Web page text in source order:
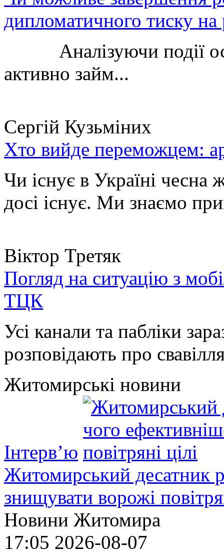
дипломатичного тиску
Аналізуючи події
активно займ...
Сергій Кузьміних
Хто вийде переможцем:
Чи існує в Україні чесна
досі існує. Ми знаємо
Віктор Третяк
Погляд на ситуацію з
ТЦК
Усі канали та пабліки
розповідають про
Житомирські новини
Інтерв’ю
Житомирський десатник
знищувати ворожі
Новини Житомира
17:05 2026-08-07